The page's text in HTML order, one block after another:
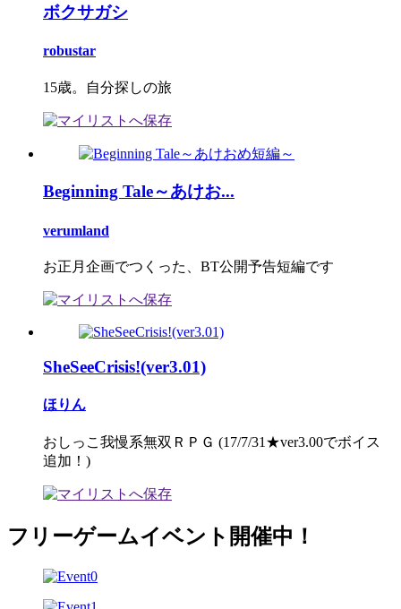
ボクサガシ
robustar
15歳。自分探しの旅
Beginning Tale～あけお...
verumland
お正月企画でつくった、BT公開予告短編です
SheSeeCrisis!(ver3.01)
ほりん
おしっこ我慢系無双ＲＰＧ (17/7/31★ver3.00でボイス
追加！)
フリーゲームイベント開催中！